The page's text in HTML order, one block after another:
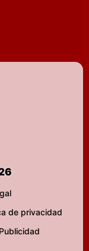
de privacidad
Publicidad